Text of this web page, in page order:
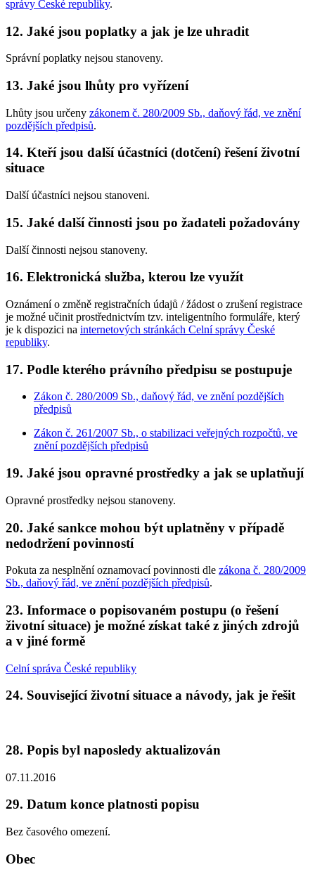
správy České republiky.
12. Jaké jsou poplatky a jak je lze uhradit
Správní poplatky nejsou stanoveny.
13. Jaké jsou lhůty pro vyřízení
Lhůty jsou určeny zákonem č. 280/2009 Sb., daňový řád, ve znění
pozdějších předpisů.
14. Kteří jsou další účastníci (dotčení) řešení životní
situace
Další účastníci nejsou stanoveni.
15. Jaké další činnosti jsou po žadateli požadovány
Další činnosti nejsou stanoveny.
16. Elektronická služba, kterou lze využít
Oznámení o změně registračních údajů / žádost o zrušení registrace
je možné učinit prostřednictvím tzv. inteligentního formuláře, který
je k dispozici na internetových stránkách Celní správy České
republiky.
17. Podle kterého právního předpisu se postupuje
Zákon č. 280/2009 Sb., daňový řád, ve znění pozdějších
předpisů
Zákon č. 261/2007 Sb., o stabilizaci veřejných rozpočtů, ve
znění pozdějších předpisů
19. Jaké jsou opravné prostředky a jak se uplatňují
Opravné prostředky nejsou stanoveny.
20. Jaké sankce mohou být uplatněny v případě
nedodržení povinností
Pokuta za nesplnění oznamovací povinnosti dle zákona č. 280/2009
Sb., daňový řád, ve znění pozdějších předpisů.
23. Informace o popisovaném postupu (o řešení
životní situace) je možné získat také z jiných zdrojů
a v jiné formě
Celní správa České republiky
24. Související životní situace a návody, jak je řešit
28. Popis byl naposledy aktualizován
07.11.2016
29. Datum konce platnosti popisu
Bez časového omezení.
Obec